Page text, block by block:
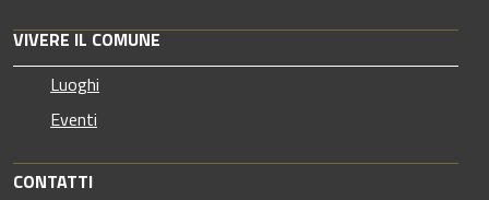
VIVERE IL COMUNE
Luoghi
Eventi
CONTATTI